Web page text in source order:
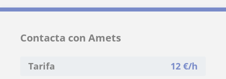
Contacta con Amets
Tarifa 12 €/h